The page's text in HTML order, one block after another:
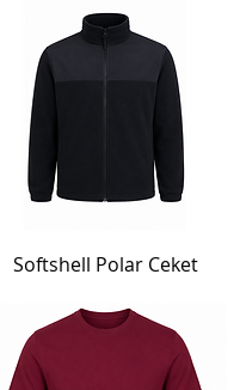
Softshell Polar Ceket